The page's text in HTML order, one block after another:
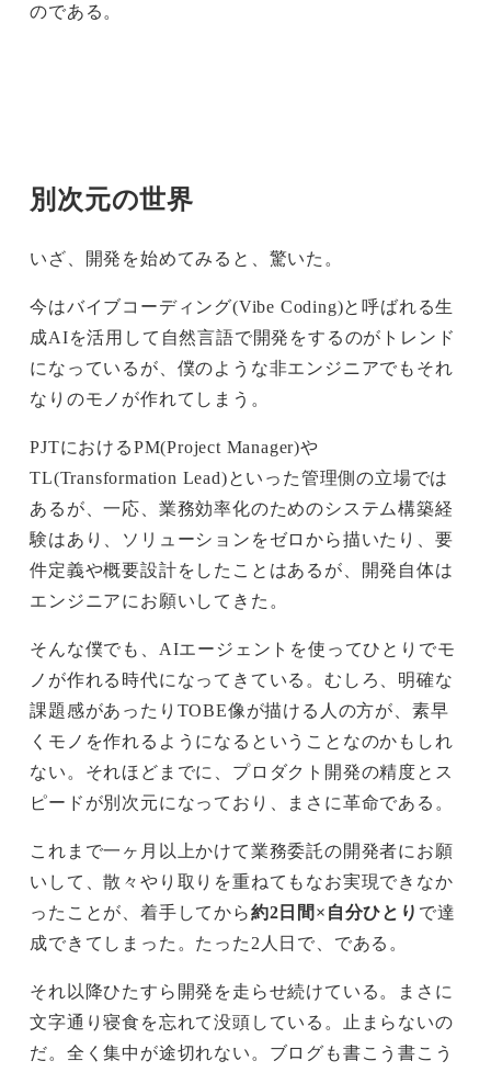
のである。
別次元の世界
いざ、開発を始めてみると、驚いた。
今はバイブコーディング(Vibe Coding)と呼ばれる生
成AIを活用して自然言語で開発をするのがトレンド
になっているが、僕のような非エンジニアでもそれ
なりのモノが作れてしまう。
PJTにおけるPM(Project Manager)や
TL(Transformation Lead)といった管理側の立場では
あるが、一応、業務効率化のためのシステム構築経
験はあり、ソリューションをゼロから描いたり、要
件定義や概要設計をしたことはあるが、開発自体は
エンジニアにお願いしてきた。
そんな僕でも、AIエージェントを使ってひとりでモ
ノが作れる時代になってきている。むしろ、明確な
課題感があったりTOBE像が描ける人の方が、素早
くモノを作れるようになるということなのかもしれ
ない。それほどまでに、プロダクト開発の精度とス
ピードが別次元になっており、まさに革命である。
これまで一ヶ月以上かけて業務委託の開発者にお願
いして、散々やり取りを重ねてもなお実現できなか
ったことが、着手してから約2日間×自分ひとり で達
成できてしまった。たった2人日で、である。
それ以降ひたすら開発を走らせ続けている。まさに
文字通り寝食を忘れて没頭している。止まらないの
だ。全く集中が途切れない。ブログも書こう書こう